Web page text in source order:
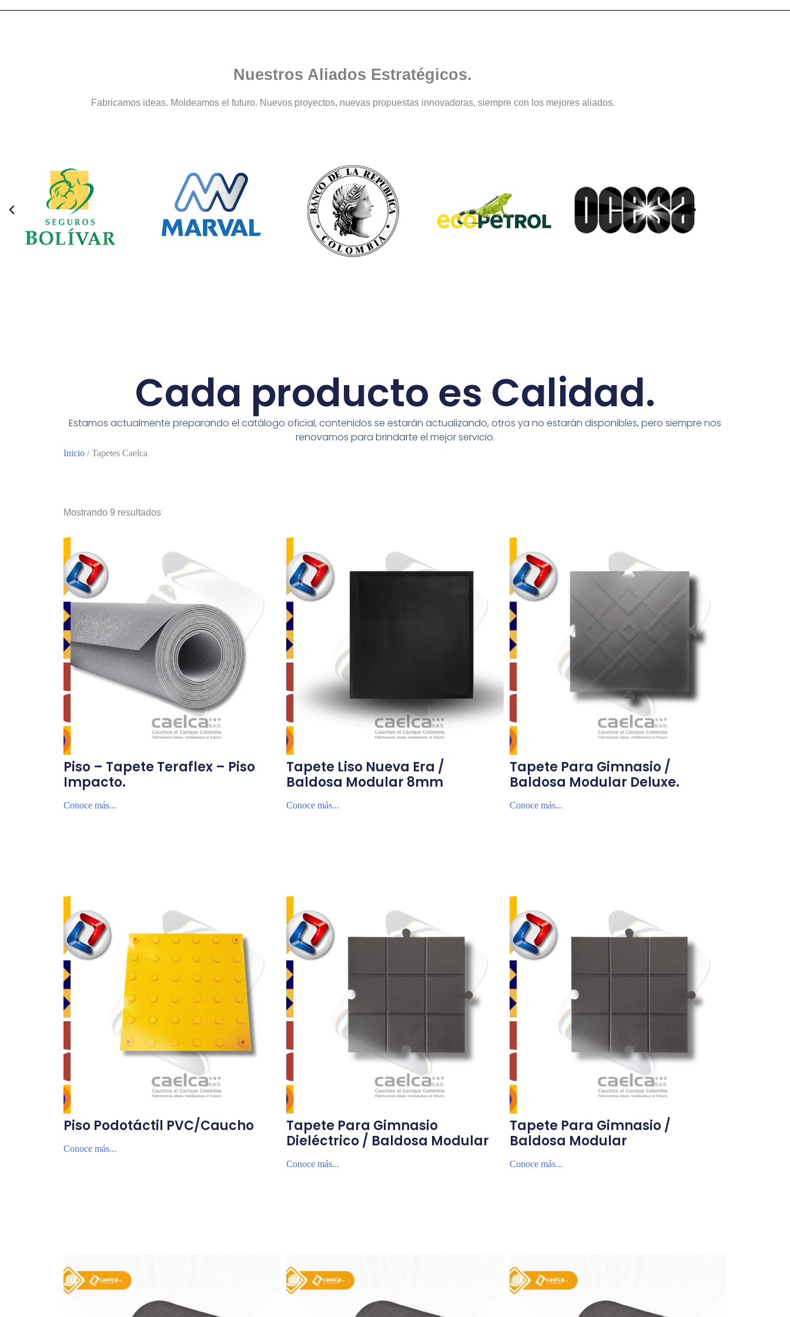
Nuestros Aliados Estratégicos.
Fabricamos ideas. Moldeamos el futuro. Nuevos proyectos, nuevas propuestas innovadoras, siempre con los mejores aliados.
Cada producto es Calidad.
Estamos actualmente preparando el catálogo oficial, contenidos se estarán actualizando, otros ya no estarán disponibles, pero siempre nos
renovamos para brindarte el mejor servicio.
Inicio/ Tapetes Caelca
Mostrando 9 resultados
Piso – Tapete Teraflex – Piso
Impacto.
Conoce más...
Tapete Liso Nueva Era /
Baldosa Modular 8mm
Conoce más...
Tapete Para Gimnasio /
Baldosa Modular Deluxe.
Conoce más...
Piso Podotáctil PVC/Caucho
Conoce más...
Tapete Para Gimnasio
Dieléctrico / Baldosa Modular
Conoce más...
Tapete Para Gimnasio /
Baldosa Modular
Conoce más...